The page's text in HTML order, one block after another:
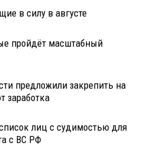
в силу в августе
пройдёт масштабный
предложили закрепить на
заработка
лиц с судимостью для
с ВС РФ